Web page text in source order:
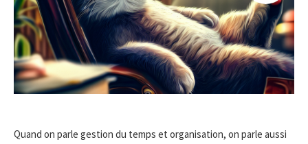
Quand on parle gestion du temps et organisation, on parle aussi